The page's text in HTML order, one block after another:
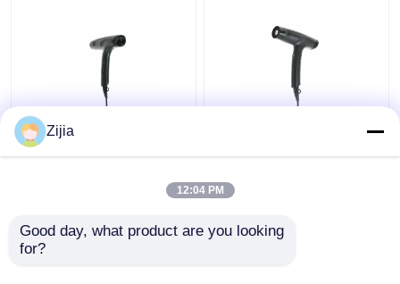
हाई स्पीड डीसी मोटर हेयर
ड्रायर वैयक्तिकृत
Zijia
12:04 PM
Good day, what product are you looking
for?